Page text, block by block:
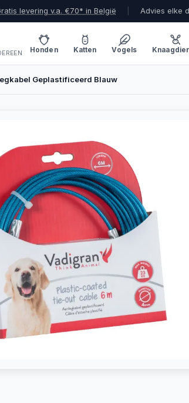
levering v.a. €70* in België Advies elke
Honden Katten Vogels
Geplastificeerd Blauw